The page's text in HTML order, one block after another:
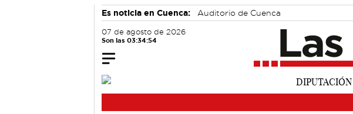
Es noticia en Cuenca: Auditorio de Cuenca
07 de agosto de 2026
Son las 03:34:55